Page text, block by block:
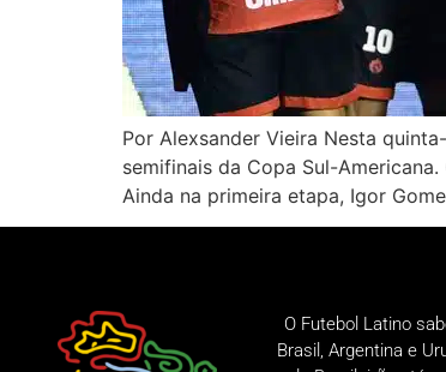
Por Alexsander Vieira Nesta
semifinais da Copa Sul-
Ainda na primeira etapa, Igor
O Futebol Latino
Brasil, Argentina e